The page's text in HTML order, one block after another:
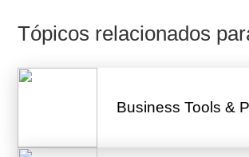
Tópicos relacionados
Business Tools &